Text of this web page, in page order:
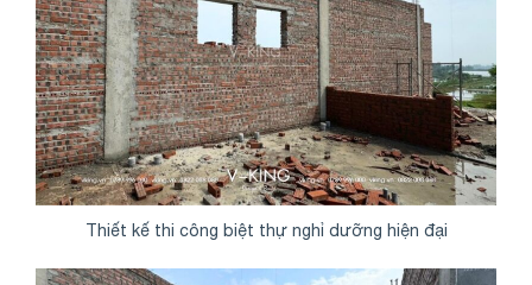
Thiết kế thi công biệt thự nghỉ dưỡng hiện đại